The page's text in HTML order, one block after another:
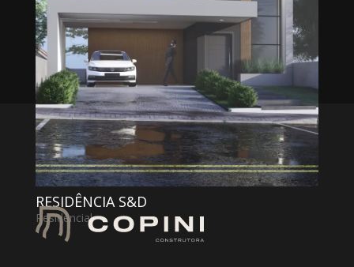
RESIDÊNCIA W&L
Residencial,Rural
RESIDÊNCIA W&K
Residencial,Rural
RESIDÊNCIA S&D
Residencial